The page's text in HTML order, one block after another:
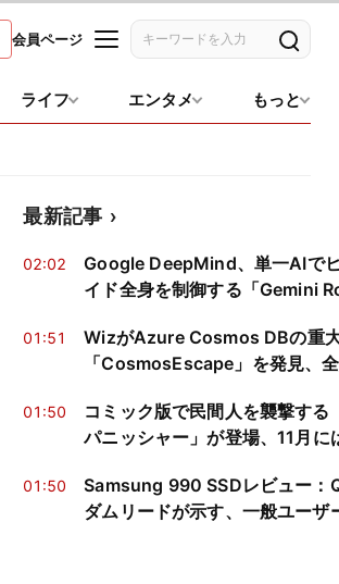
会員ページ
記事を検索
ライフ エンタメ もっと
最新記事
02:02
Google DeepMind、単一AIで
イド全身を制御する「Gemini
01:51
WizがAzure Cosmos DBの重
「CosmosEscape」を発見、
01:50
コミック版で民間人を襲撃する
パニッシャー」が登場、11月に
01:50
Samsung 990 SSDレビュー：
ダムリードが示す、一般ユーザ